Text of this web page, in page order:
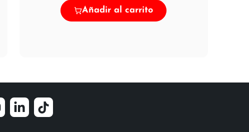
Añadir al carrito